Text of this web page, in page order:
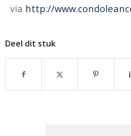
via http://
Deel dit stuk